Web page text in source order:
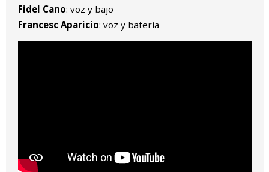
Fidel Cano: voz y bajo
Francesc Aparicio: voz y batería